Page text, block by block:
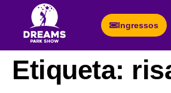
Ingressos
Etiqueta: